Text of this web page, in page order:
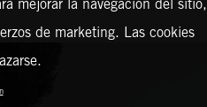
mejorar la navegación del sitio,
de marketing. Las cookies